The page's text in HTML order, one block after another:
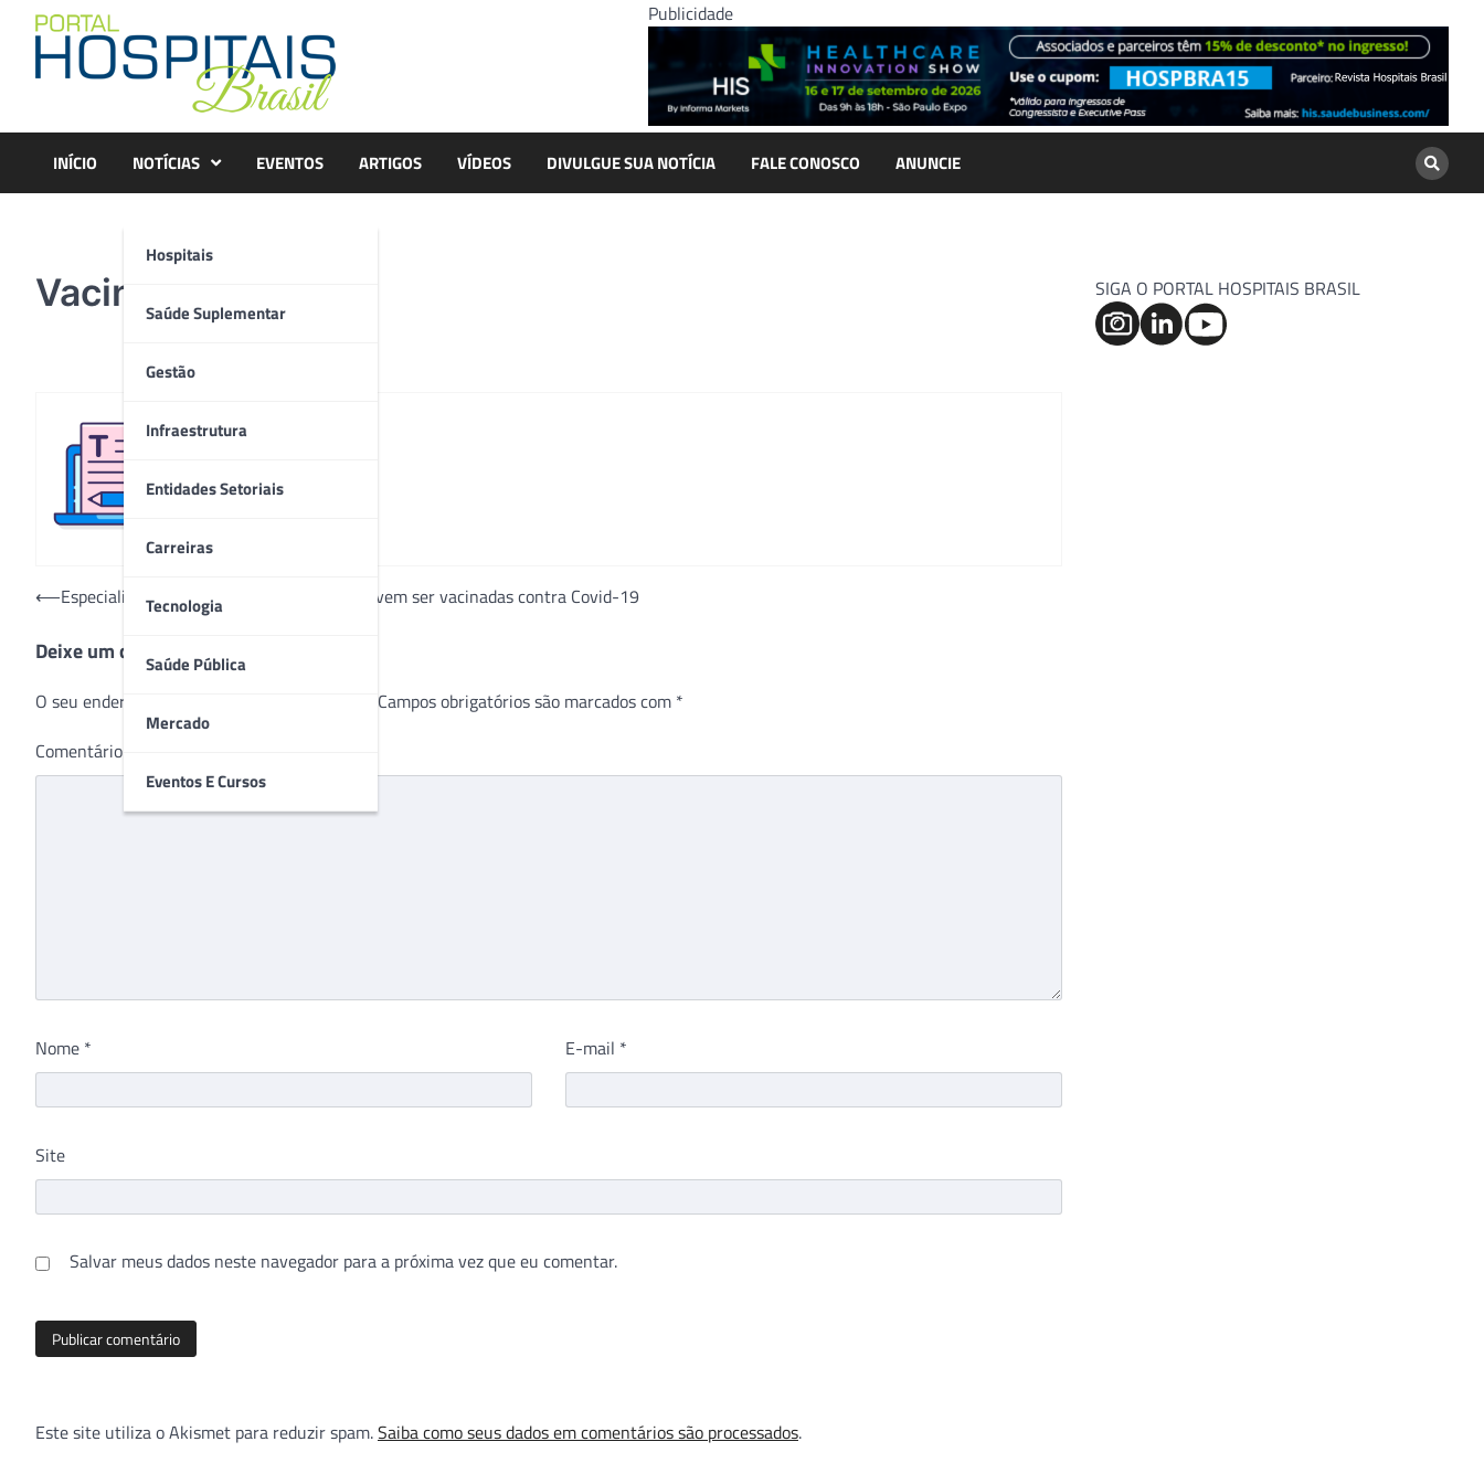
content
Publicidade
INÍCIO NOTÍCIAS
Hospitais
Saúde Suplementar
Gestão
Infraestrutura
Entidades Setoriais
Carreiras
Tecnologia
Saúde Pública
Mercado
Eventos E Cursos
EVENTOS ARTIGOS VÍDEOS DIVULGUE SUA NOTÍCIA FALE CONOSCO ANUNCIE
Vacinação Infantil
Navegação
Post
⟵Especialistas explicam por que crianças devem ser vacinadas contra Covid-19
Deixe um comentário
O seu endereço de e-mail não será publicado. Campos obrigatórios são marcados com *
Comentário
Nome * E-mail *
Site
Salvar meus dados neste navegador para a próxima vez que eu comentar.
Este site utiliza o Akismet para reduzir spam.Saiba como seus dados em comentários são processados.
SIGA O PORTAL HOSPITAIS BRASIL